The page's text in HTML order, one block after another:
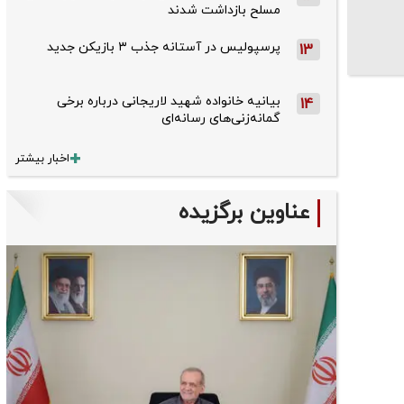
مسلح بازداشت شدند
13 پرسپولیس در آستانه جذب ۳ بازیکن جدید
14
بیانیه خانواده شهید لاریجانی درباره برخی
گمانه‌زنی‌های رسانه‌ای
اخبار بیشتر
عناوین برگزیده